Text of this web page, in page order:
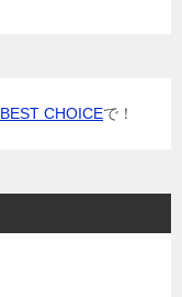
BEST CHOICEで！